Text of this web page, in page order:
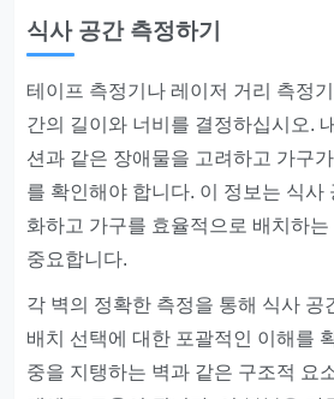
식사 공간 측정하기
테이프 측정기나 레이저 거리 측정
간의 길이와 너비를 결정하십시오.
션과 같은 장애물을 고려하고 가구
를 확인해야 합니다. 이 정보는 식사
화하고 가구를 효율적으로 배치하는
중요합니다.
각 벽의 정확한 측정을 통해 식사 공
배치 선택에 대한 포괄적인 이해를
중을 지탱하는 벽과 같은 구조적 요